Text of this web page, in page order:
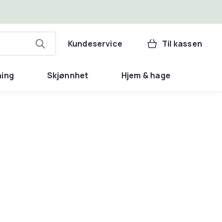
Kundeservice Til kassen
Skjønnhet Hjem & hage